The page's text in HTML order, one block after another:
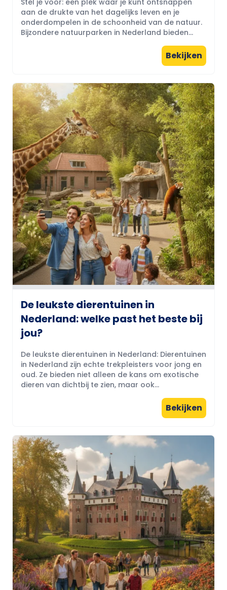
aan de drukte van het dagelijks leven en je
onderdompelen in de schoonheid van de natuur.
Bijzondere natuurparken in Nederland bieden...
Bekijken
De leukste dierentuinen in
Nederland: welke past het beste bij
jou?
De leukste dierentuinen in Nederland: Dierentuinen
in Nederland zijn echte trekpleisters voor jong en
oud. Ze bieden niet alleen de kans om exotische
dieren van dichtbij te zien, maar ook...
Bekijken